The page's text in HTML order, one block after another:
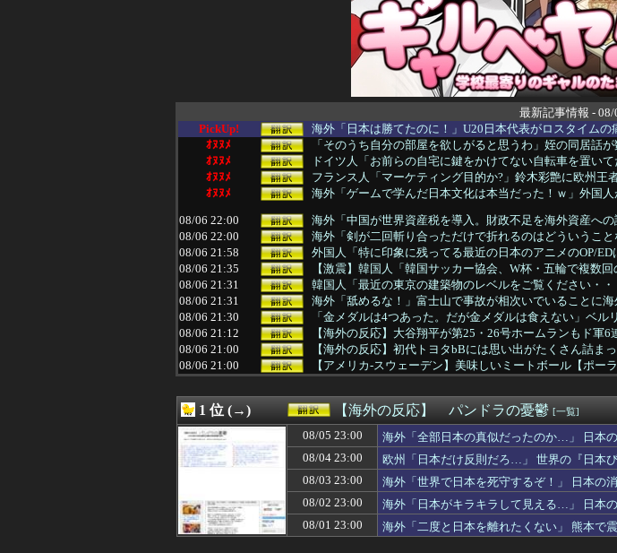
最新記事情報 - 08/
PickUp!
海外「日本は勝てたのに！」U20日本代表がロスタイムの
ｵﾇﾇﾒ
「そのうち自分の部屋を欲しがると思うわ」姪の同居話
ｵﾇﾇﾒ
ドイツ人「お前らの自宅に鍵をかけてない自転車を置いて
ｵﾇﾇﾒ
フランス人「マーケティング目的か?」鈴木彩艶に欧州王
ｵﾇﾇﾒ
海外「ゲームで学んだ日本文化は本当だった！ｗ」外国
08/06 22:00
海外「中国が世界資産税を導入。財政不足を海外資産への
08/06 22:00
海外「剣が二回斬り合っただけで折れるのはどういうこ
08/06 21:58
外国人「特に印象に残ってる最近の日本のアニメのOP/
08/06 21:35
【激震】韓国人「韓国サッカー協会、W杯・五輪で複数
08/06 21:31
韓国人「最近の東京の建築物のレベルをご覧ください・・
08/06 21:31
海外「舐めるな！」富士山で事故が相次いでいることに海
08/06 21:30
「金メダルは4つあった。だが金メダルは食えない」ベル
08/06 21:12
【海外の反応】大谷翔平が第25・26号ホームランもド軍6
08/06 21:00
【海外の反応】初代トヨタbBには思い出がたくさん詰まっ
08/06 21:00
【アメリカ-スウェーデン】美味しいミートボール【ポーラ
08/06 21:00
【海外の反応】ネット上での中国のプロパガンダ工作っ
08/06 21:00
韓国人「リュ・スンボム、会社車でバス専用車線を走行
08/06 21:00
【朗報】韓国人「100回以上聴いたJ-POP、この5曲」
08/06 20:51
外国人「2002年W杯は?」韓国サッカーに衝撃的不祥事！
08/06 20:37
大谷翔平が25＆26号ホームラン、3安打の猛打賞もチーム
【ヤニねこ】このアニメどう思う？【海外の反応】
海外「日本で初めて梅干しなるものを食べた」日本旅行
08/06 20:25
韓国人「日本ではテーブルに肘をついてはいけない？日
08/06 20:25
海外「SHOWTIME!」大谷翔平が今永昇太から第25号弾丸
1 位 (→) 【海外の反応】 パンドラの憂鬱 [一覧]
08/05 23:00
海外「全部日本の真似だったのか…」 日本
08/04 23:00
欧州「日本だけ反則だろ…」 世界の『日本
08/03 23:00
海外「世界で日本を死守するぞ！」 日本の
08/02 23:00
海外「日本がキラキラして見える…」 日本
08/01 23:00
海外「二度と日本を離れたくない」 熊本で